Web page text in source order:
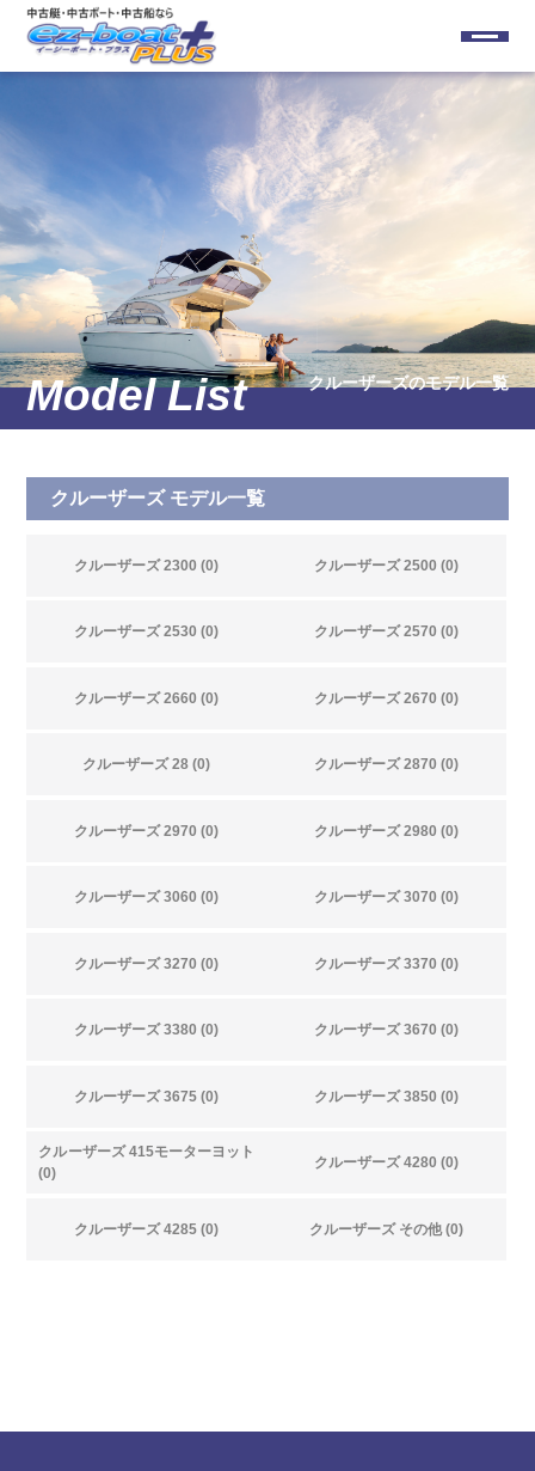
クルーザーズのモデル一覧
クルーザーズ モデル一覧
クルーザーズ 2300 (0) クルーザーズ 2500 (0)
クルーザーズ 2530 (0) クルーザーズ 2570 (0)
クルーザーズ 2660 (0) クルーザーズ 2670 (0)
クルーザーズ 28 (0) クルーザーズ 2870 (0)
クルーザーズ 2970 (0) クルーザーズ 2980 (0)
クルーザーズ 3060 (0) クルーザーズ 3070 (0)
クルーザーズ 3270 (0) クルーザーズ 3370 (0)
クルーザーズ 3380 (0) クルーザーズ 3670 (0)
クルーザーズ 3675 (0) クルーザーズ 3850 (0)
クルーザーズ 415モーターヨット
(0)
クルーザーズ 4280 (0)
クルーザーズ 4285 (0) クルーザーズ その他 (0)